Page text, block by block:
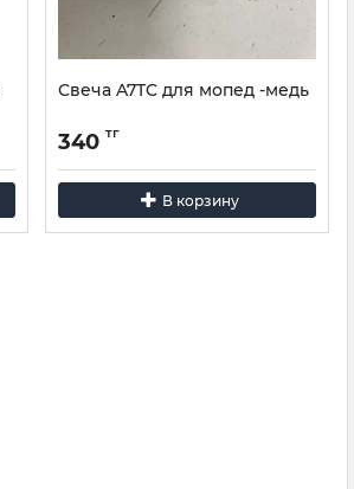
Свеча A7TC для мопед -медь
340 тг
В корзину